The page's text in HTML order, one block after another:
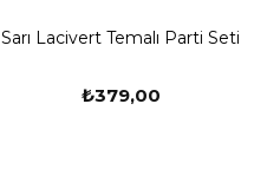
Sarı Lacivert Temalı Parti Seti
₺379,00